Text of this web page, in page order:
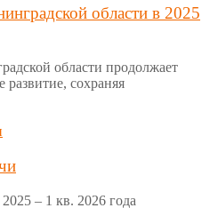
области в 2025
области продолжает
развитие, сохраняя
– 1 кв. 2026 года